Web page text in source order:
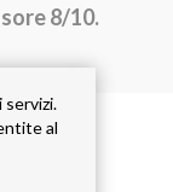
8/10.
al